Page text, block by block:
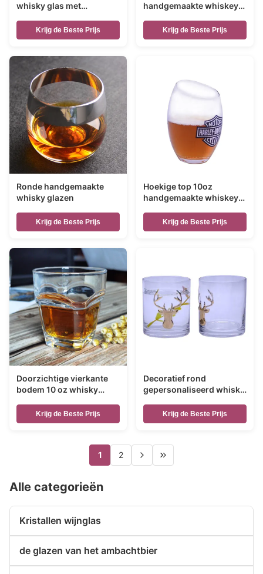
whisky glas met
Krijg de Beste Prijs
handgemaakte whiskey
Krijg de Beste Prijs
Ronde handgemaakte
whisky glazen
Krijg de Beste Prijs
Hoekige top 10oz
handgemaakte whiskey
Krijg de Beste Prijs
Doorzichtige vierkante
bodem 10 oz whisky
Krijg de Beste Prijs
Decoratief rond
gepersonaliseerd whisky
Krijg de Beste Prijs
1 2
Alle categorieën
Kristallen wijnglas
de glazen van het ambachtbier